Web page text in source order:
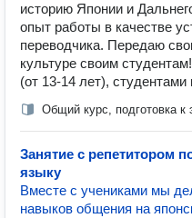
историю Японии и
опыт работы в качестве
переводчика. Передаю
культуре своим
(от 13-14 лет),
Общий курс, подготовка к
Занятие с репетитором
языку
Вместе с учениками мы
навыков общения на